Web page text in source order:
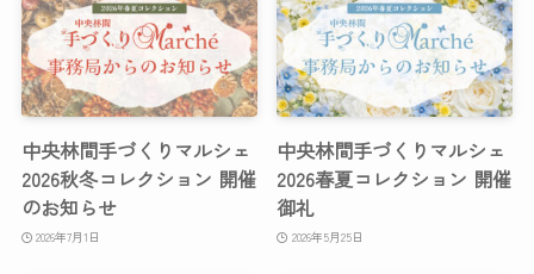
中央林間手づくりマルシェ
2026秋冬コレクション 開催
のお知らせ
2026年7月1日
中央林間手づくりマルシェ
2026春夏コレクション 開催
御礼
2026年5月25日